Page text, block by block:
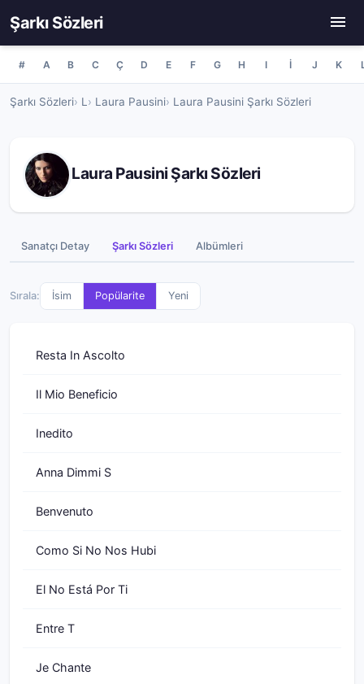
Şarkı Sözleri
# A B C Ç D E F G H I İ J K
Şarkı Sözleri L Laura Pausini Laura Pausini Şarkı Sözleri
Laura Pausini Şarkı Sözleri
Sanatçı Detay Şarkı Sözleri Albümleri
Sırala: İsim Popülarite Yeni
Resta In Ascolto
Il Mio Beneficio
Inedito
Anna Dimmi S
Benvenuto
Como Si No Nos Hubi
El No Está Por Ti
Entre T
Je Chante